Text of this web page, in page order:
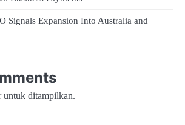
Signals Expansion Into Australia and
untuk ditampilkan.